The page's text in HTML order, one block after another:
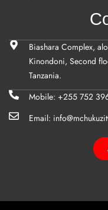
Biashara Complex,
Kinondoni, Second
Tanzania.
Mobile: +255 752
Email: